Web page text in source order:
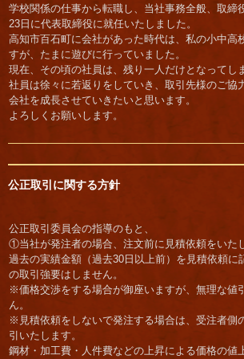
学校関係の仕事から転職し、当社事務全般、取締
23日に代表取締役に就任いたしました。
高知市百石町に会社があった時代は、私の小中高
すが、たまに遊びに行っていました。
現在、その頃の社員は、残り一人だけとなってし
社員は徐々に若返りをしていき、取引先様のご協
会社を成長させていきたいと思います。
よろしくお願いします。
公正取引に関する方針
公正取引委員会の指導のもと、
①当社が発注者の場合、注文前に見積依頼をいた
過去の実績金額（過去30日以上前）を見積依頼に
の取引強要はしません。
※価格交渉をする場合が御座いますが、無理な値
ん。
※見積依頼をしないで発注する場合は、受注者側
引いたします。
鋼材・加工費・人件費などの上昇による価格の値